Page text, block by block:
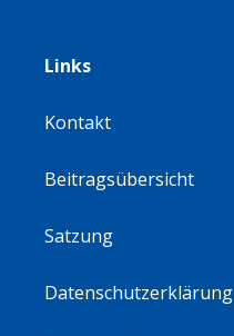
Links
Kontakt
Beitragsübersicht
Satzung
Datenschutzerklärung